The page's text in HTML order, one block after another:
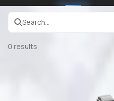
Search...
0 results